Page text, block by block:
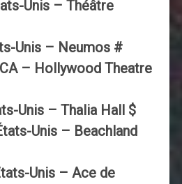
Unis – Théâtre
Unis – Neumos #
– Hollywood Theatre
Unis – Thalia Hall $
Unis – Beachland
Unis – Ace de